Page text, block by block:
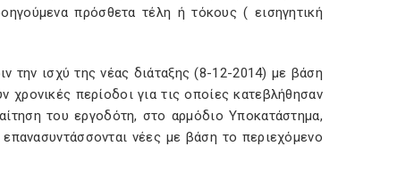
πρόσθετα τέλη ή τόκους ( εισηγητική
την ισχύ της νέας διάταξης (8-12-2014) με βάση
χρονικές περίοδοι για τις οποίες κατεβλήθησαν
του εργοδότη, στο αρμόδιο Υποκατάστημα,
νέες με βάση το περιεχόμενο